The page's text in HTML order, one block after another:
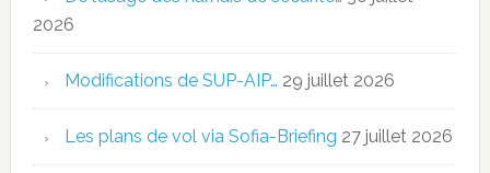
2026
Modifications de SUP-AIP… 29 juillet 2026
Les plans de vol via Sofia-Briefing 27 juillet 2026